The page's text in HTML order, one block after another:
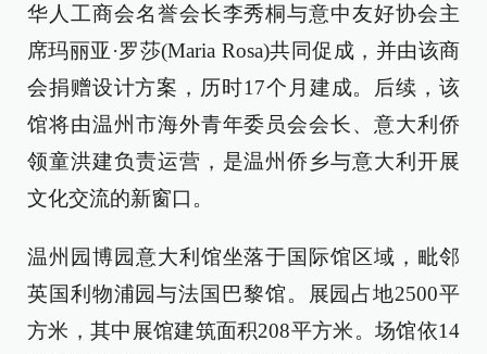
华人工商会名誉会长李秀桐与意中友好协会主
席玛丽亚·罗莎(Maria Rosa)共同促成，并由该商
会捐赠设计方案，历时17个月建成。后续，该
馆将由温州市海外青年委员会会长、意大利侨
领童洪建负责运营，是温州侨乡与意大利开展
文化交流的新窗口。
温州园博园意大利馆坐落于国际馆区域，毗邻
英国利物浦园与法国巴黎馆。展园占地2500平
方米，其中展馆建筑面积208平方米。场馆依14